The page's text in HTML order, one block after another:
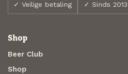
✓ Veilige betaling ✓ Sinds 2013
Shop
Beer Club
Shop